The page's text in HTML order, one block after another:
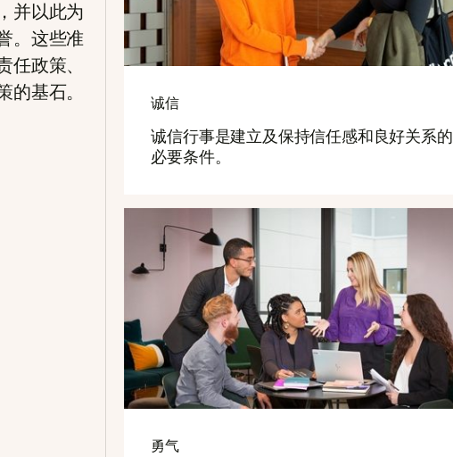
并以此为
。这些准
任政策、
的基石。
诚信
诚信行事是建立及保持信任感和良好关系的
必要条件。
勇气